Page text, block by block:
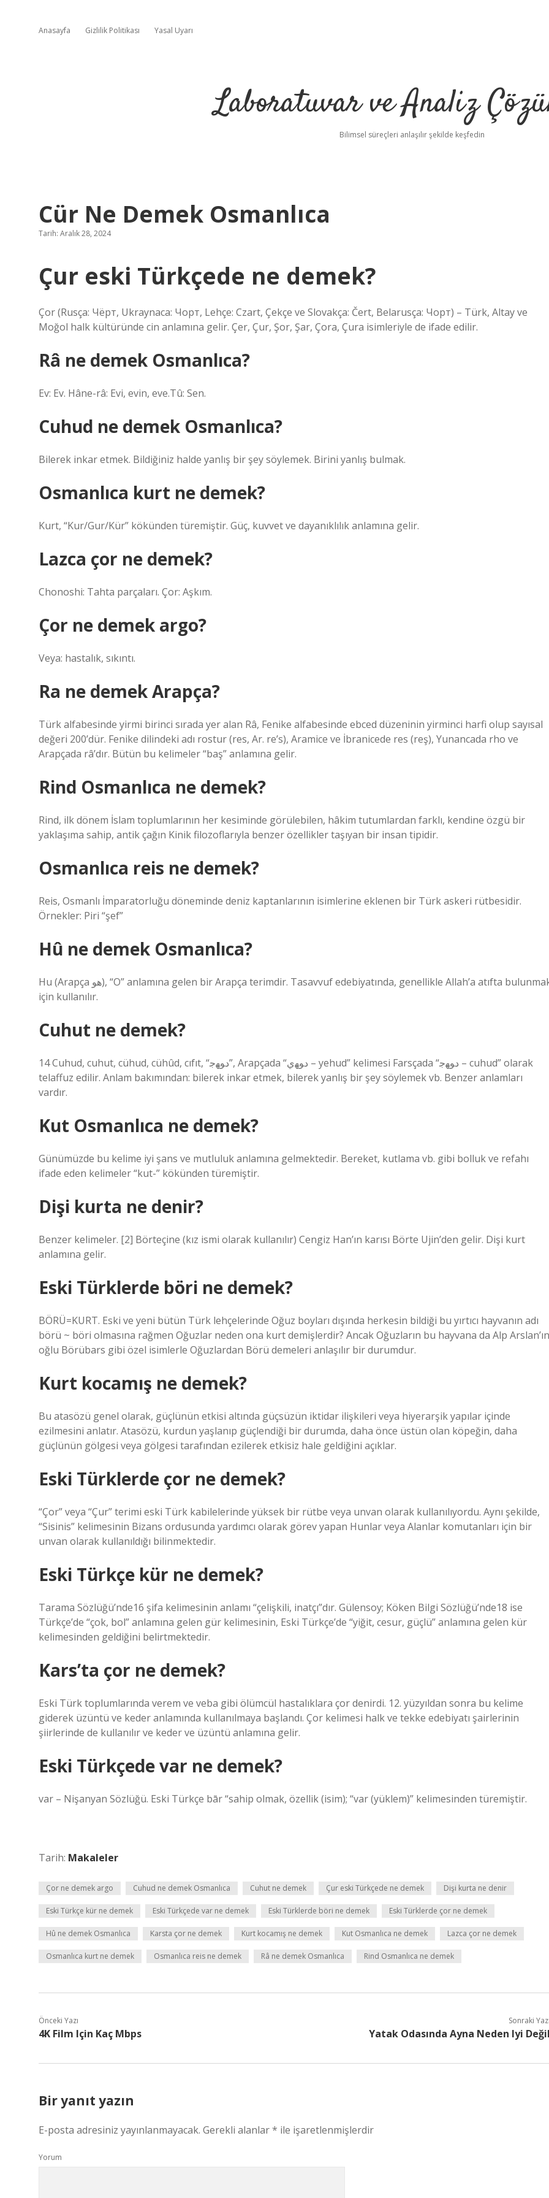
Anasayfa Gizlilik Politikası Yasal Uyarı
Laboratuvar ve Analiz
Bilimsel süreçleri anlaşılır şekilde keşfedin
Cür Ne Demek Osmanlıca
Tarih: Aralık 28, 2024
Çur eski Türkçede ne demek?
Çor (Rusça: Чёрт, Ukraynaca: Чорт, Lehçe: Czart, Çekçe ve Slovakça: Čert, Belarusça: Чорт) – Türk, Altay ve
Moğol halk kültüründe cin anlamına gelir. Çer, Çur, Şor, Şar, Çora, Çura isimleriyle de ifade edilir.
Râ ne demek Osmanlıca?
Ev: Ev. Hâne-râ: Evi, evin, eve.Tû: Sen.
Cuhud ne demek Osmanlıca?
Bilerek inkar etmek. Bildiğiniz halde yanlış bir şey söylemek. Birini yanlış bulmak.
Osmanlıca kurt ne demek?
Kurt, “Kur/Gur/Kür” kökünden türemiştir. Güç, kuvvet ve dayanıklılık anlamına gelir.
Lazca çor ne demek?
Chonoshi: Tahta parçaları. Çor: Aşkım.
Çor ne demek argo?
Veya: hastalık, sıkıntı.
Ra ne demek Arapça?
Türk alfabesinde yirmi birinci sırada yer alan Râ, Fenike alfabesinde ebced düzeninin yirminci harfi olup sayısal
değeri 200’dür. Fenike dilindeki adı rostur (res, Ar. re’s), Aramice ve İbranicede res (reş), Yunancada rho ve
Arapçada râ’dır. Bütün bu kelimeler “baş” anlamına gelir.
Rind Osmanlıca ne demek?
Rind, ilk dönem İslam toplumlarının her kesiminde görülebilen, hâkim tutumlardan farklı, kendine özgü bir
yaklaşıma sahip, antik çağın Kinik filozoflarıyla benzer özellikler taşıyan bir insan tipidir.
Osmanlıca reis ne demek?
Reis, Osmanlı İmparatorluğu döneminde deniz kaptanlarının isimlerine eklenen bir Türk askeri rütbesidir.
Örnekler: Piri “şef”
Hû ne demek Osmanlıca?
Hu (Arapça هو), “O” anlamına gelen bir Arapça terimdir. Tasavvuf edebiyatında, genellikle Allah’a atıfta bulunmak
için kullanılır.
Cuhut ne demek?
14 Cuhud, cuhut, cühud, cühûd, cıfıt, “ﺩﻮﻬﺟ”, Arapçada “ﺩﻮﻬي – yehud” kelimesi Farsçada “ﺩﻮﻬﺟ – cuhud” olarak
telaffuz edilir. Anlam bakımından: bilerek inkar etmek, bilerek yanlış bir şey söylemek vb. Benzer anlamları
vardır.
Kut Osmanlıca ne demek?
Günümüzde bu kelime iyi şans ve mutluluk anlamına gelmektedir. Bereket, kutlama vb. gibi bolluk ve refahı
ifade eden kelimeler “kut-” kökünden türemiştir.
Dişi kurta ne denir?
Benzer kelimeler. [2] Börteçine (kız ismi olarak kullanılır) Cengiz Han’ın karısı Börte Ujin’den gelir. Dişi kurt
anlamına gelir.
Eski Türklerde böri ne demek?
BÖRÜ=KURT. Eski ve yeni bütün Türk lehçelerinde Oğuz boyları dışında herkesin bildiği bu yırtıcı hayvanın adı
börü ~ böri olmasına rağmen Oğuzlar neden ona kurt demişlerdir? Ancak Oğuzların bu hayvana da Alp Arslan’ın
oğlu Börübars gibi özel isimlerle Oğuzlardan Börü demeleri anlaşılır bir durumdur.
Kurt kocamış ne demek?
Bu atasözü genel olarak, güçlünün etkisi altında güçsüzün iktidar ilişkileri veya hiyerarşik yapılar içinde
ezilmesini anlatır. Atasözü, kurdun yaşlanıp güçlendiği bir durumda, daha önce üstün olan köpeğin, daha
güçlünün gölgesi veya gölgesi tarafından ezilerek etkisiz hale geldiğini açıklar.
Eski Türklerde çor ne demek?
“Çor” veya “Çur” terimi eski Türk kabilelerinde yüksek bir rütbe veya unvan olarak kullanılıyordu. Aynı şekilde,
“Sisinis” kelimesinin Bizans ordusunda yardımcı olarak görev yapan Hunlar veya Alanlar komutanları için bir
unvan olarak kullanıldığı bilinmektedir.
Eski Türkçe kür ne demek?
Tarama Sözlüğü’nde16 şifa kelimesinin anlamı “çelişkili, inatçı”dır. Gülensoy; Köken Bilgi Sözlüğü’nde18 ise
Türkçe’de “çok, bol” anlamına gelen gür kelimesinin, Eski Türkçe’de “yiğit, cesur, güçlü” anlamına gelen kür
kelimesinden geldiğini belirtmektedir.
Kars’ta çor ne demek?
Eski Türk toplumlarında verem ve veba gibi ölümcül hastalıklara çor denirdi. 12. yüzyıldan sonra bu kelime
giderek üzüntü ve keder anlamında kullanılmaya başlandı. Çor kelimesi halk ve tekke edebiyatı şairlerinin
şiirlerinde de kullanılır ve keder ve üzüntü anlamına gelir.
Eski Türkçede var ne demek?
var – Nişanyan Sözlüğü. Eski Türkçe bār “sahip olmak, özellik (isim); “var (yüklem)” kelimesinden türemiştir.
Tarih: Makaleler
Çor ne demek argo Cuhud ne demek Osmanlıca Cuhut ne demek Çur eski Türkçede ne demek Dişi kurta ne denir
Eski Türkçe kür ne demek Eski Türkçede var ne demek Eski Türklerde böri ne demek Eski Türklerde çor ne demek
Hû ne demek Osmanlıca Karsta çor ne demek Kurt kocamış ne demek Kut Osmanlıca ne demek Lazca çor ne demek
Osmanlıca kurt ne demek Osmanlıca reis ne demek Râ ne demek Osmanlıca Rind Osmanlıca ne demek
Önceki Yazı
4K Film Için Kaç Mbps
Sonraki
Yatak Odasında Ayna Neden Iyi
Bir yanıt yazın
E-posta adresiniz yayınlanmayacak. Gerekli alanlar* ile işaretlenmişlerdir
Yorum